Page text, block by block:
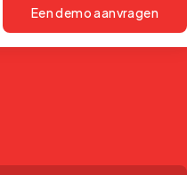
Een demo aanvragen